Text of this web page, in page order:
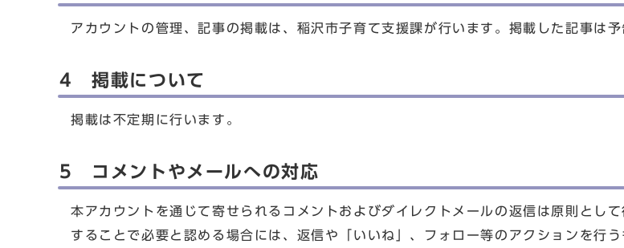
アカウントの管理、記事の掲載は、稲沢市子育て支援課が行います。掲載した記事は
4 掲載について
掲載は不定期に行います。
5 コメントやメールへの対応
本アカウントを通じて寄せられるコメントおよびダイレクトメールの返信は原則とし
することで必要と認める場合には、返信や「いいね」、フォロー等のアクションを行う